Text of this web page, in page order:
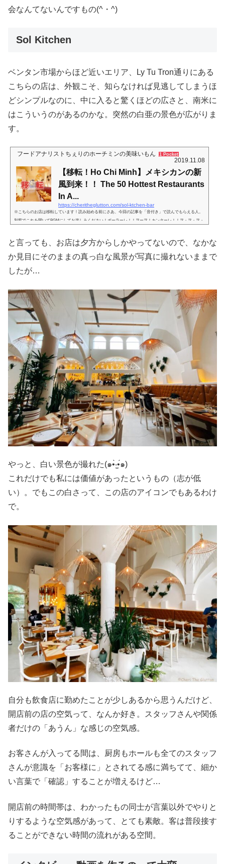
会なんてないんですもの(^・^)
Sol Kitchen
ベンタン市場からほど近いエリア、Ly Tu Tron通りにある
こちらの店は、外観こそ、知らなければ見逃してしまうほ
どシンプルなのに、中に入ると驚くほどの広さと、南米に
はこういうのがあるのかな。突然の白亜の景色が広がりま
す。
フードアナリストちぇりのホーチミンの美味いもん 1 Pocket
2019.11.08
【移転！Ho Chi Minh】メキシカンの新
風到来！！ The 50 Hottest Restaurants
In A...
https://cheritheglutton.com/sol-ktchen-bar
※こちらのお店は移転しています！読み始める前にさあ、今回の記事を「音付き」で読んでもらえる人。
別窓でこれを開いてBGMにしてお楽しみください！ボーラーレ！！ヲーヲ！カンターレ！！ヲ・ヲ・ヲ・
ょっと日本人的にはすぐにあれこれ想像しづらいかもしれませんが、メキシカンを中心としたフュージョ
ンと思って頂けたらいいかしら。ジプシー・キングスは南仏だけども（笑）、まぁラティーノ。ホーチミ
ンにはメキシカンのお店、以前...
と言っても、お店は夕方からしかやってないので、なかな
か見目にそのままの真っ白な風景が写真に撮れないままで
したが…
やっと、白い景色が撮れた(๑•̀‧̫•́๑)
これだけでも私には価値があったというもの（志が低
い）。でもこの白さって、この店のアイコンでもあるわけ
で。
自分も飲食店に勤めたことが少しあるから思うんだけど、
開店前の店の空気って、なんか好き。スタッフさんや関係
者だけの「あうん」な感じの空気感。
お客さんが入ってる間は、厨房もホールも全てのスタッフ
さんが意識を「お客様に」とされてる感に満ちてて、細か
い言葉で「確認」することが増えるけど…
開店前の時間帯は、わかったもの同士が言葉以外でやりと
りするような空気感があって、とても素敵。客は普段接す
ることができない時間の流れがある空間。